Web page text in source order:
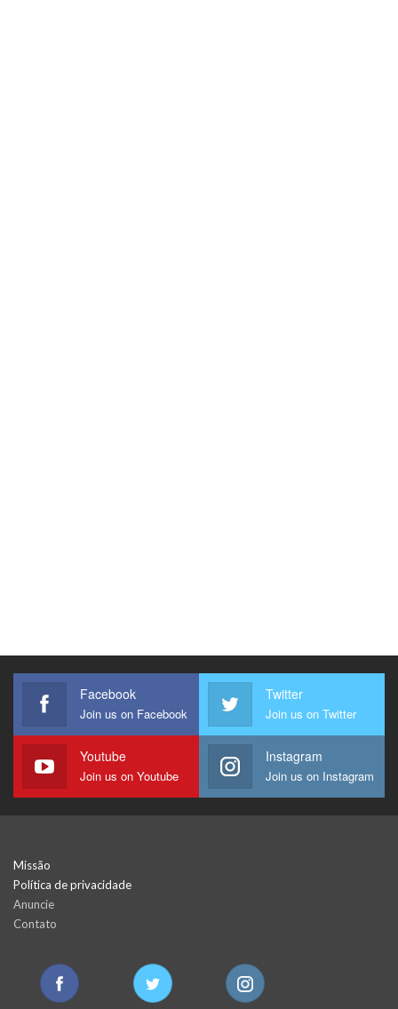
Facebook
Join us on Facebook
Twitter
Join us on Twitter
Youtube
Join us on Youtube
Instagram
Join us on Instagram
Missão
Política de privacidade
Anuncie
Contato